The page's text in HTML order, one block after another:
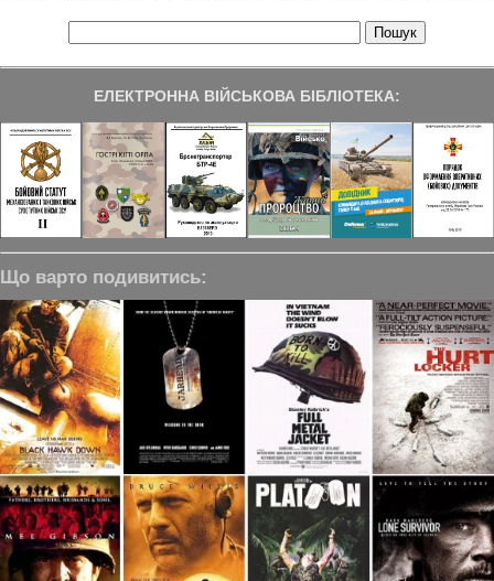
ЕЛЕКТРОННА ВІЙСЬКОВА БІБЛІОТЕКА:
Що варто подивитись: